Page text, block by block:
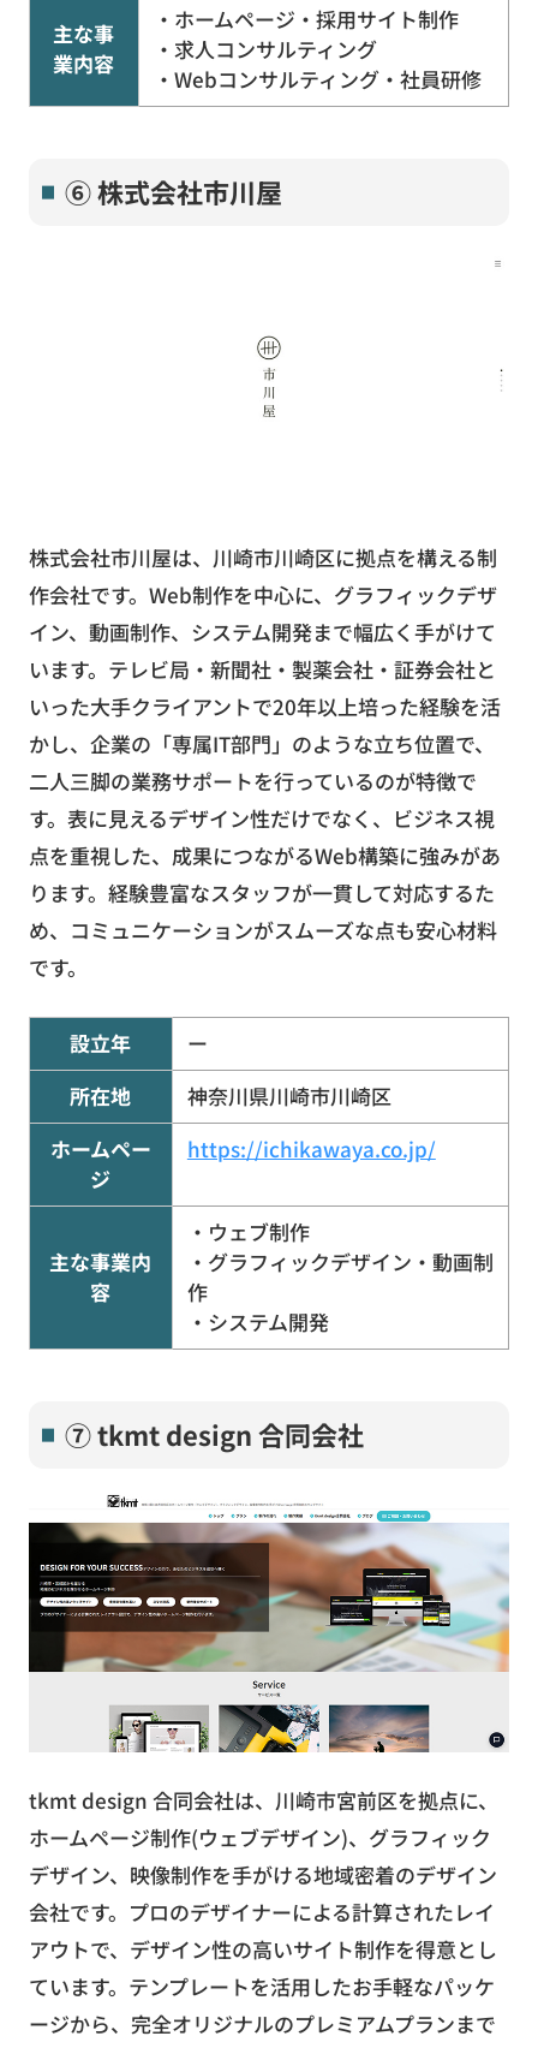
主な事
業内容
・ホームページ・採用サイト制作
・求人コンサルティング
・Webコンサルティング・社員研修
⑥ 株式会社市川屋
株式会社市川屋は、川崎市川崎区に拠点を構える制
作会社です。Web制作を中心に、グラフィックデザ
イン、動画制作、システム開発まで幅広く手がけて
います。テレビ局・新聞社・製薬会社・証券会社と
いった大手クライアントで20年以上培った経験を活
かし、企業の「専属IT部門」のような立ち位置で、
二人三脚の業務サポートを行っているのが特徴で
す。表に見えるデザイン性だけでなく、ビジネス視
点を重視した、成果につながるWeb構築に強みがあ
ります。経験豊富なスタッフが一貫して対応するた
め、コミュニケーションがスムーズな点も安心材料
です。
設立年
ー
所在地
神奈川県川崎市川崎区
ホームペー
ジ
https://ichikawaya.co.jp/
主な事業内
容
・ウェブ制作
・グラフィックデザイン・動画制
作
・システム開発
⑦ tkmt design 合同会社
tkmt design 合同会社は、川崎市宮前区を拠点に、
ホームページ制作(ウェブデザイン)、グラフィック
デザイン、映像制作を手がける地域密着のデザイン
会社です。プロのデザイナーによる計算されたレイ
アウトで、デザイン性の高いサイト制作を得意とし
ています。テンプレートを活用したお手軽なパッケ
ージから、完全オリジナルのプレミアムプランまで